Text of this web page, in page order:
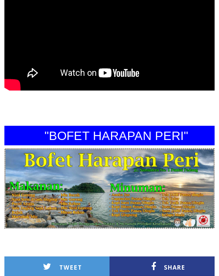
"BOFET HARAPAN PERI"
TWEET SHARE